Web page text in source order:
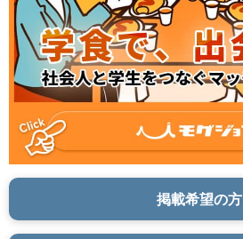
掲載希望の方